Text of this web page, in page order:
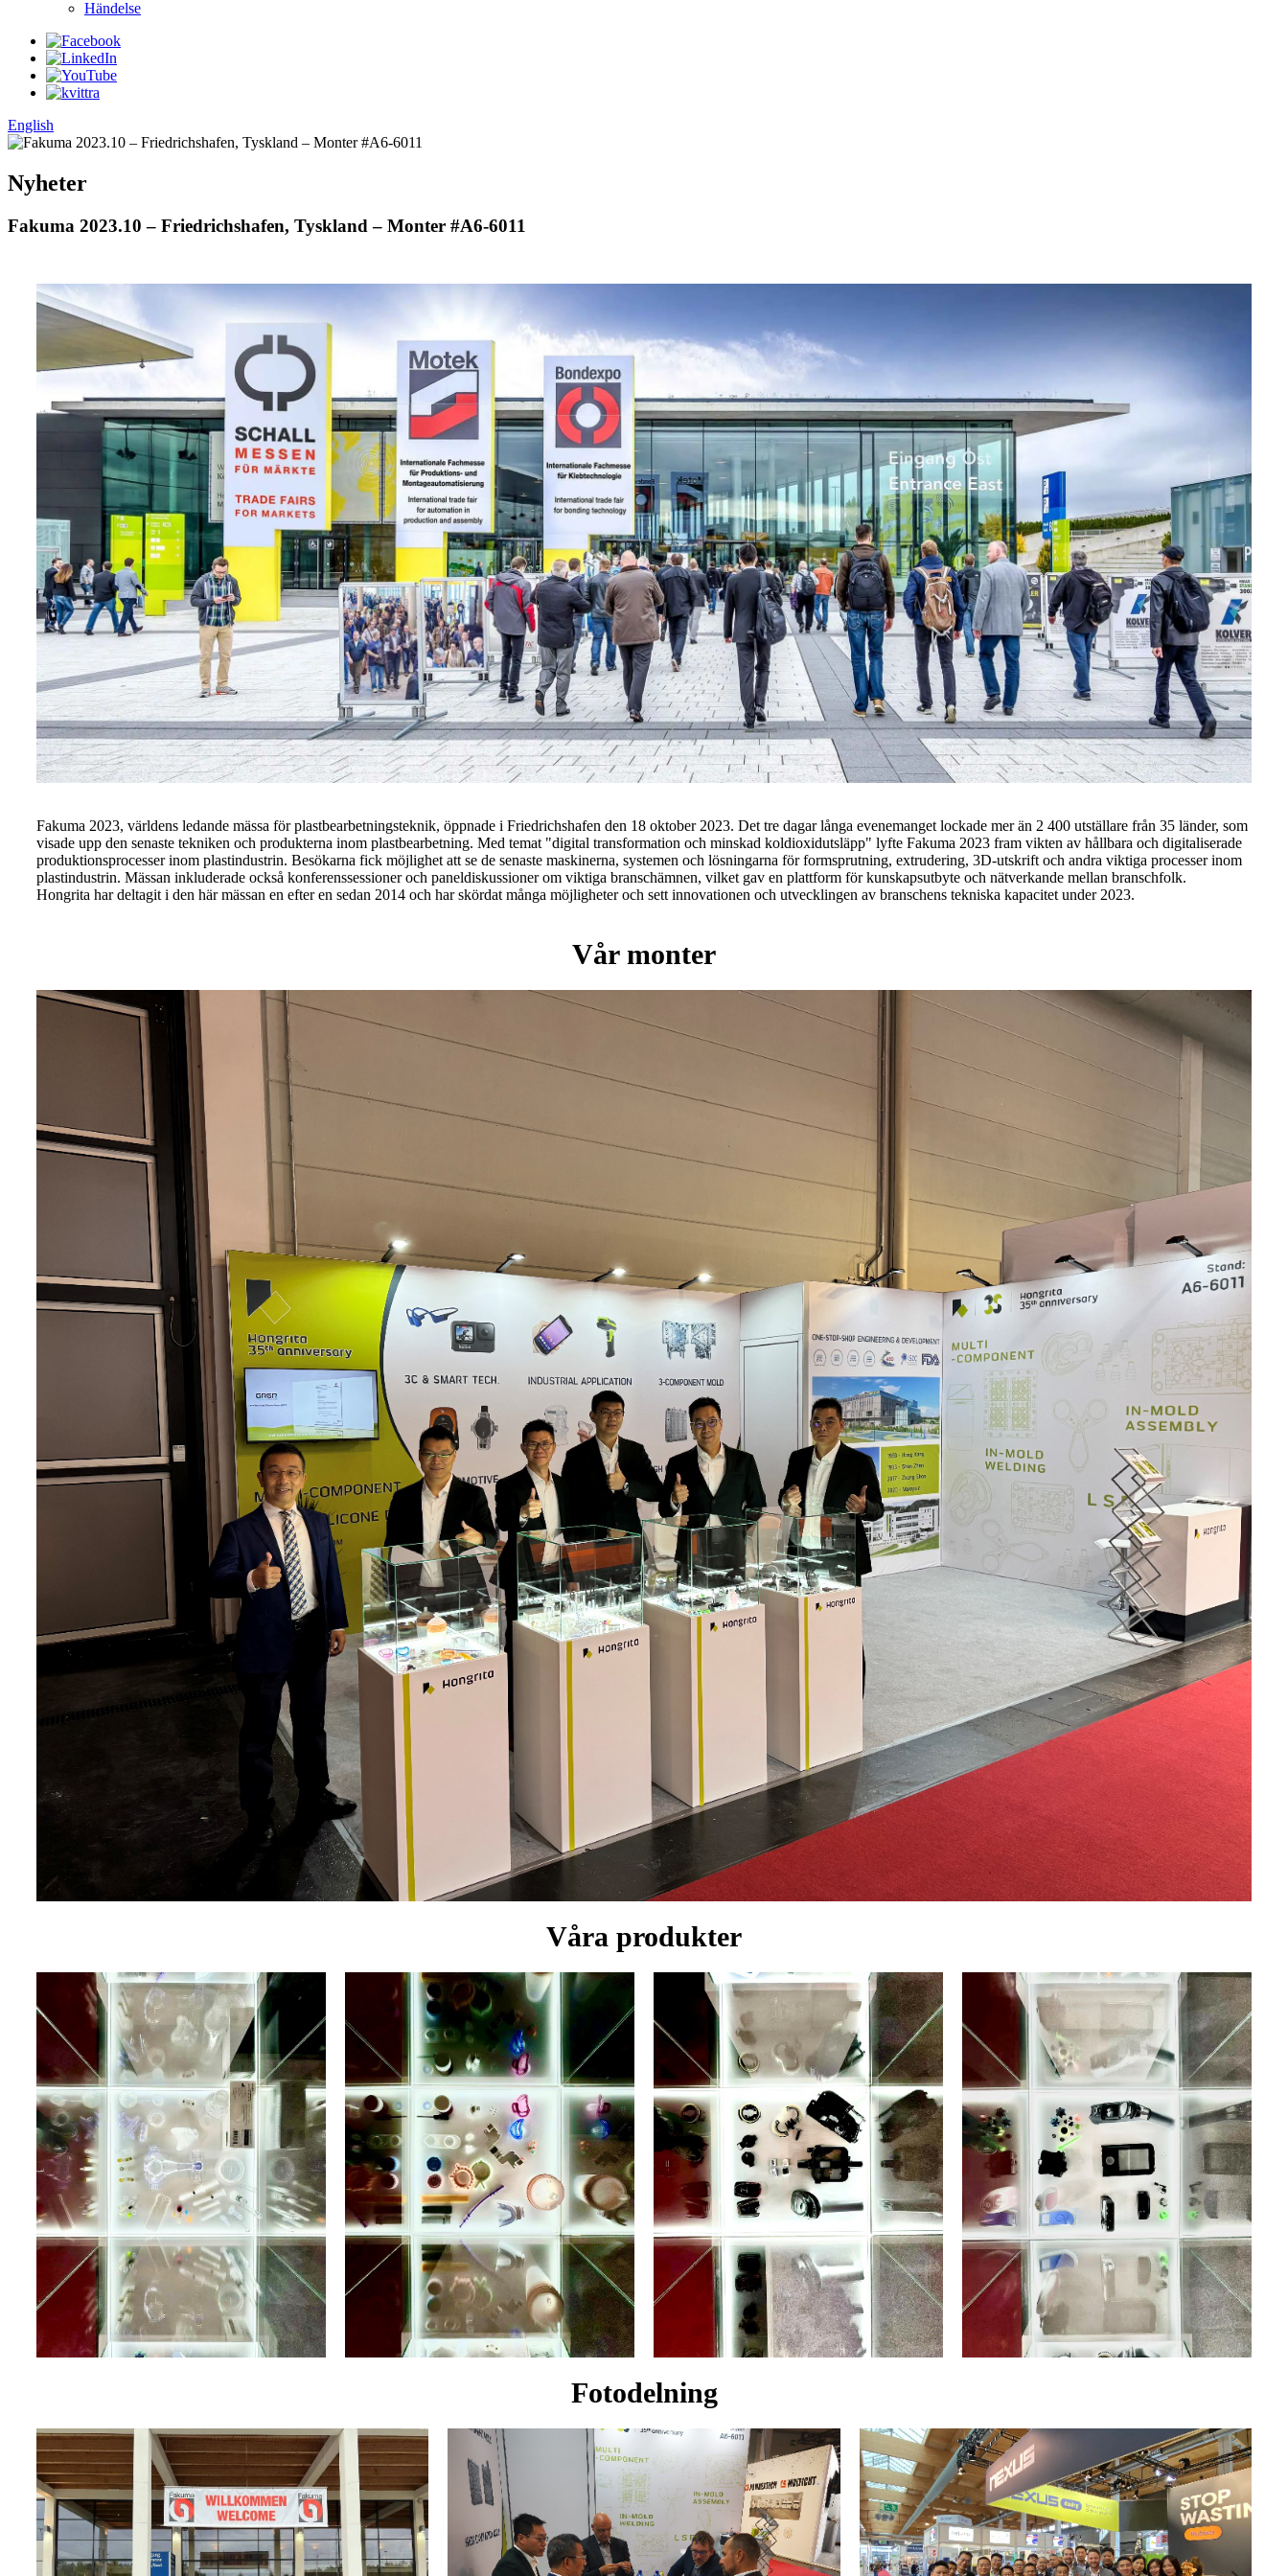
Händelse
English
Nyheter
Fakuma 2023.10 – Friedrichshafen, Tyskland – Monter #A6-6011
Fakuma 2023, världens ledande mässa för plastbearbetningsteknik, öppnade i Friedrichshafen den 18 oktober 2023. Det tre dagar långa evenemanget lockade mer än 2 400 utställare från 35 länder, som
visade upp den senaste tekniken och produkterna inom plastbearbetning. Med temat "digital transformation och minskad koldioxidutsläpp" lyfte Fakuma 2023 fram vikten av hållbara och digitaliserade
produktionsprocesser inom plastindustrin. Besökarna fick möjlighet att se de senaste maskinerna, systemen och lösningarna för formsprutning, extrudering, 3D-utskrift och andra viktiga processer inom
plastindustrin. Mässan inkluderade också konferenssessioner och paneldiskussioner om viktiga branschämnen, vilket gav en plattform för kunskapsutbyte och nätverkande mellan branschfolk.
Hongrita har deltagit i den här mässan en efter en sedan 2014 och har skördat många möjligheter och sett innovationen och utvecklingen av branschens tekniska kapacitet under 2023.
Vår monter
Våra produkter
Fotodelning